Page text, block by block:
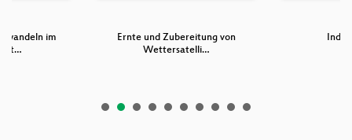
im
Ernte und Zubereitung von
Wettersatelli…